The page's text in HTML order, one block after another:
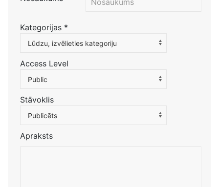
Kategorijas *
Atlasiet kategoriju, lai filtrētu sarakstu
Lūdzu, izvēlieties kategoriju
Access Level
Public
Stāvoklis
Publicēts
Apraksts